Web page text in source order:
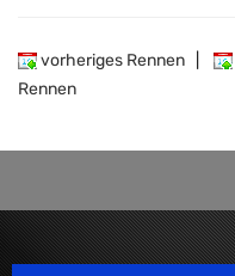
vorheriges Rennen
Rennen